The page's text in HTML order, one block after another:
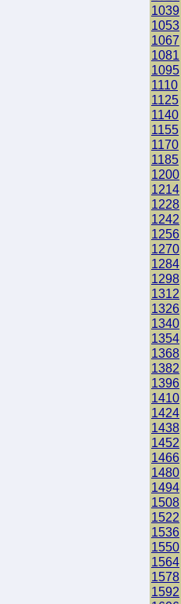
1039
1053
1067
1081
1095
1110
1125
1140
1155
1170
1185
1200
1214
1228
1242
1256
1270
1284
1298
1312
1326
1340
1354
1368
1382
1396
1410
1424
1438
1452
1466
1480
1494
1508
1522
1536
1550
1564
1578
1592